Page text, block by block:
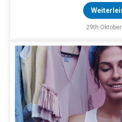
29th